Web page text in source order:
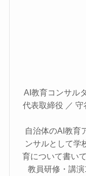
AI教育コンサル
代表取締役 ／ 守
自治体のAI教育
ンサルとして学
育について書い
教員研修・講